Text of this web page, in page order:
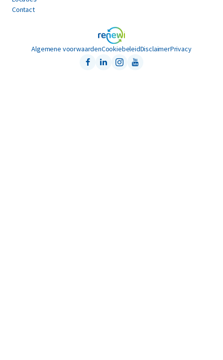
Contact
Algemene voorwaardenCookiebeleidDisclaimerPrivacy
Facebook
LinkedInInstagramYoutube